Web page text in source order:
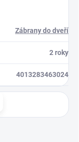
Zábrany do dveří
2 roky
4013283463024